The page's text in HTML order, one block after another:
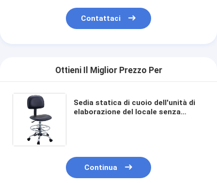
Contattaci
Ottieni Il Miglior Prezzo Per
Sedia statica di cuoio dell'unità di
elaborazione del locale senza
Continua